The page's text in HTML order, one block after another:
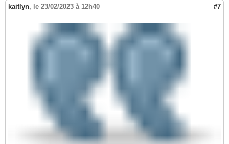
kaitlyn, le 23/02/2023 à 12h40 #7